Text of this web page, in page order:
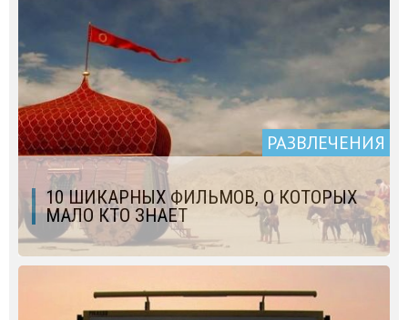
РАЗВЛЕЧЕНИЯ
10 ШИКАРНЫХ ФИЛЬМОВ, О КОТОРЫХ
МАЛО КТО ЗНАЕТ